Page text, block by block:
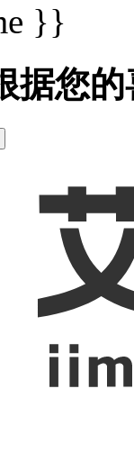
}}
据您